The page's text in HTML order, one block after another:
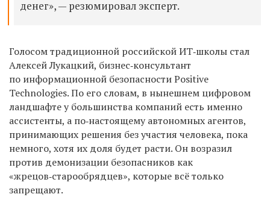
денег», — резюмировал эксперт.
Голосом традиционной российской ИТ‑школы стал
Алексей Лукацкий, бизнес‑консультант
по информационной безопасности Positive
Technologies.По его словам, в нынешнем цифровом
ландшафте у большинства компаний есть именно
ассистенты, а по‑настоящему автономных агентов,
принимающих решения без участия человека, пока
немного, хотя их доля будет расти. Он возразил
против демонизации безопасников как
«жрецов‑старообрядцев», которые всё только
запрещают.